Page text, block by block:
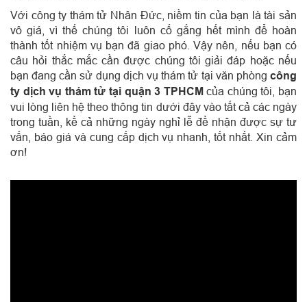
Với công ty thám tử Nhân Đức, niềm tin của bạn là tài sản
vô giá, vì thế chúng tôi luôn cố gắng hết mình để hoàn
thành tốt nhiệm vụ bạn đã giao phó. Vậy nên, nếu bạn có
câu hỏi thắc mắc cần được chúng tôi giải đáp hoặc nếu
bạn đang cần sử dụng dịch vụ thám tử tại văn phòng công
ty dịch vụ thám tử tại quận 3 TPHCMcủa chúng tôi, bạn
vui lòng liên hệ theo thông tin dưới đây vào tất cả các ngày
trong tuần, kể cả những ngày nghỉ lễ để nhận được sự tư
vấn, báo giá và cung cấp dịch vụ nhanh, tốt nhất. Xin cảm
ơn!